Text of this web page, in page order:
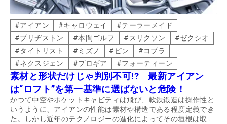
#アイアン #キャロウェイ #テーラーメイド
#ブリヂストン #本間ゴルフ #スリクソン #ゼクシオ
#タイトリスト # ミズノ # ピン #コブラ
#ネクスジェン #プロギア #フォーティーン
素材と形状だけじゃ判別不可!? 最新アイアン
は“ロフト”を第一基準に選ばないと危険！
かつて中空やポケットキャビティは飛び、軟鉄鍛造は操作性と
いうように、アイアンの性能は素材や構造である程度定義でき
た。しかし近年のテクノロジーの進化によってその垣根は取り